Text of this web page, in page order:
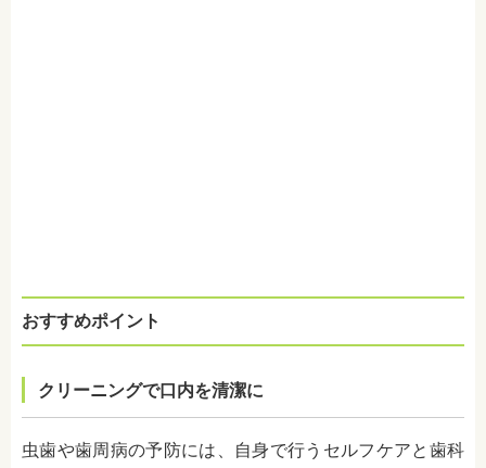
おすすめポイント
クリーニングで口内を清潔に
虫歯や歯周病の予防には、自身で行うセルフケアと歯科